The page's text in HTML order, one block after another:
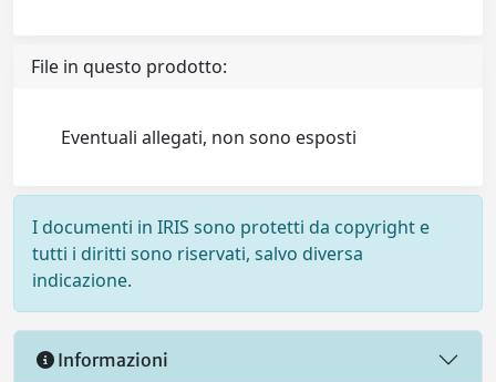
File in questo prodotto:
Eventuali allegati, non sono esposti
I documenti in IRIS sono protetti da copyright e
tutti i diritti sono riservati, salvo diversa
indicazione.
Informazioni